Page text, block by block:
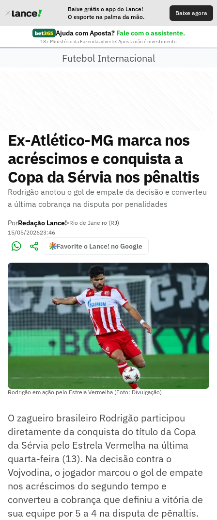
Baixe grátis o app do Lance!
O esporte na palma da mão.
Baixe agora
Ajuda com Aposta? Fale com o assistente.
18+ Ministério da Fazenda adverte: Aposta não é investimento
Futebol Internacional
Ex-Atlético-MG marca nos
acréscimos e conquista a
Copa da Sérvia nos pênaltis
Rodrigão anotou o gol de empate da decisão e converteu
a última cobrança na disputa por penalidades
PorRedação Lance!•Rio de Janeiro (RJ)
15/05/202623:46
Favorite o Lance! no Google
Rodrigão em ação pelo Estrela Vermelha (Foto: Divulgação)
O zagueiro brasileiro Rodrigão participou
diretamente da conquista do título da Copa
da Sérvia pelo Estrela Vermelha na última
quarta-feira (13). Na decisão contra o
Vojvodina, o jogador marcou o gol de empate
nos acréscimos do segundo tempo e
converteu a cobrança que definiu a vitória de
sua equipe por 5 a 4 na disputa de pênaltis.